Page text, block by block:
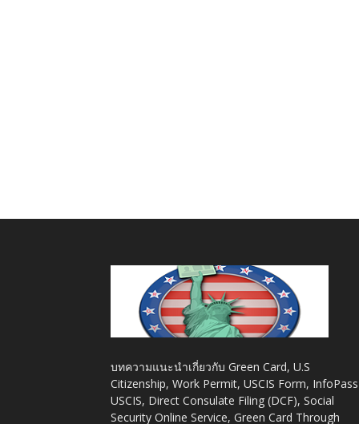
บทความแนะนำเกี่ยวกับ Green Card, U.S
Citizenship, Work Permit, USCIS Form, InfoPass
USCIS, Direct Consulate Filing (DCF), Social
Security Online Service, Green Card Through